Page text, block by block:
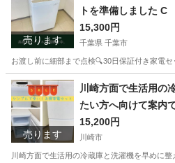
売ります
トを準備しました C
15,300円
千葉県 千葉市
お渡し前に細部まで点検🔍30日保証付き家電
千葉 千葉市 生活家電 商品
売ります
川崎方面で生活用の
たい方へ向けて案内
15,200円
川崎市
川崎方面で生活用の冷蔵庫と洗濯機を早めに